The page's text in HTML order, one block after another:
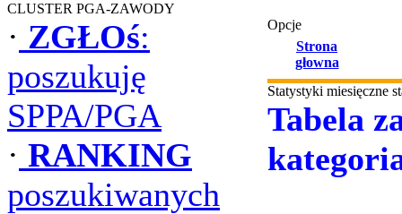
CLUSTER PGA-ZAWODY
· ZGŁOś:
poszukuję
SPPA/PGA
· RANKING
poszukiwanych
Opcje
Strona
głowna
Statystyki miesięczne
Tabela